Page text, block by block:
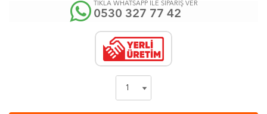
TIKLA WHATSAPP İLE SİPARİŞ VER
0530 327 77 42